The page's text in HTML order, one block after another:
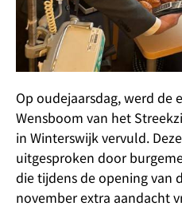
Op oudejaarsdag, werd de
Wensboom van het
in Winterswijk vervuld.
uitgesproken door
die tijdens de opening van
november extra aandacht